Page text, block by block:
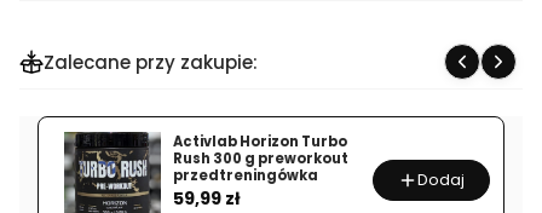
1800
72
kap
Zalecane przy zakupie:
Activlab Horizon Turbo
Rush 300 g preworkout
przedtreningówka
Cena
59,99 zł
Dodaj